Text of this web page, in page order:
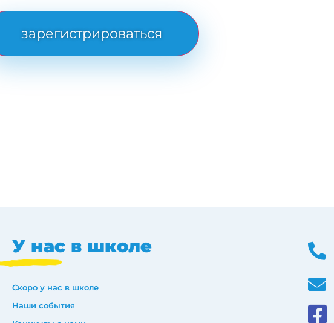
val
У нас в школе
Скоро у нас в школе
Наши события